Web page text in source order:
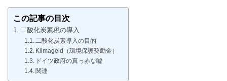
この記事の目次
二酸化炭素税の導入
二酸化炭素導入の目的
Klimageld（環境保護奨励金）
ドイツ政府の真っ赤な嘘
関連